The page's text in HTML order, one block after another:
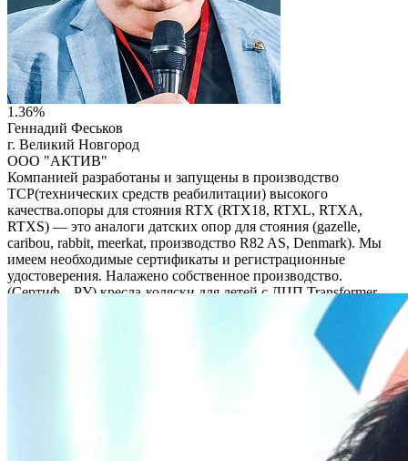
1.36%
Геннадий Феськов
г. Великий Новгород
ООО "АКТИВ"
Компанией разработаны и запущены в производство
ТСР(технических средств реабилитации) высокого
качества.опоры для стояния RTX (RTX18, RTXL, RTXA,
RTXS) — это аналоги датских опор для стояния (gazelle,
caribou, rabbit, meerkat, производство R82 AS, Denmark). Мы
имеем необходимые сертификаты и регистрационные
удостоверения. Налажено собственное производство.
(Сертиф. , РУ) кресла-коляски для детей с ДЦП Transformer,
Transformer X, Transformer U, Panda RU, – это аналоги систем
для сидения (x:panda, panda futura производство R82 AS,
Denmark) . Налажено собственное производство в СПб.
(Сертиф. , запущен процесс — РУ) кресло-стул с санитарным